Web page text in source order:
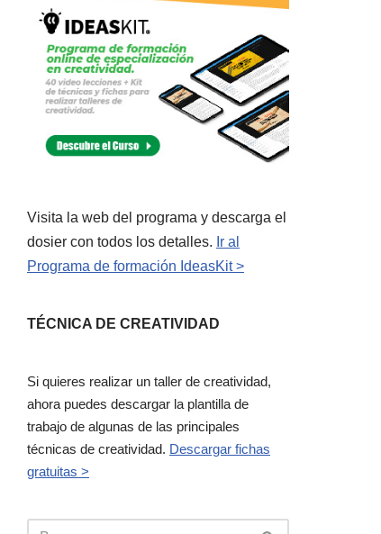
Visita la web del programa y descarga el
dosier con todos los detalles. Ir al
Programa de formación IdeasKit >
TÉCNICA DE CREATIVIDAD
Si quieres realizar un taller de creatividad,
ahora puedes descargar la plantilla de
trabajo de algunas de las principales
técnicas de creatividad. Descargar fichas
gratuitas >